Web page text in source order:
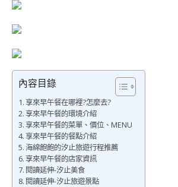
內容目錄
享來早午餐在哪裡?怎麼去?
享來早午餐的環境介紹
享來早午餐的菜單、價位、MENU
享來早午餐的餐點介紹
海綿飽飽的汐止旅遊行程推薦
享來早午餐的店家資訊
閱讀延伸-汐止美食
閱讀延伸-汐止旅遊景點